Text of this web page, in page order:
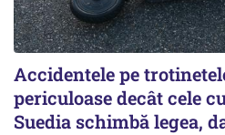
Accidentele pe
periculoase decât cele
Suedia schimbă legea,